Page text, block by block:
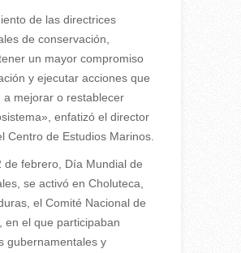
de las directrices
de conservación,
un mayor compromiso
y ejecutar acciones que
a mejorar o restablecer
enfatizó el director
Centro de Estudios Marinos.
de febrero, Día Mundial de
se activó en Choluteca,
el Comité Nacional de
en el que participaban
gubernamentales y